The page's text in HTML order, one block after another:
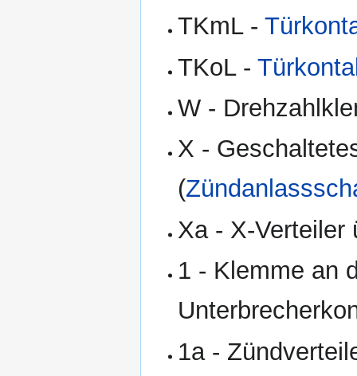
TKmL -
TKoL -
W -
X -
(
Xa - X-Verteiler
1 - Klemme an
1a -